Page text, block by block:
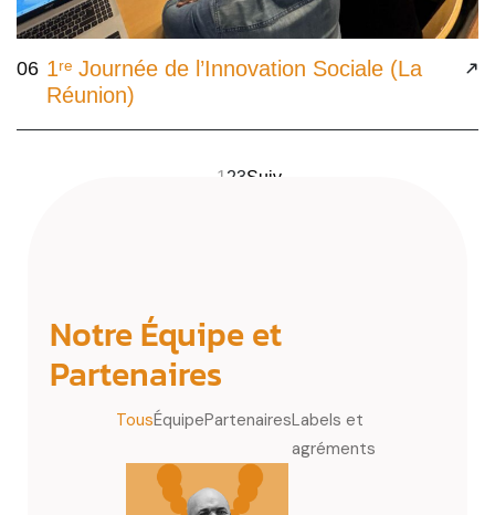
06 1ʳᵉ Journée de l’Innovation Sociale (La
Réunion)
1 23next
Notre Équipe et
Partenaires
TousÉquipePartenairesLabels et
agréments